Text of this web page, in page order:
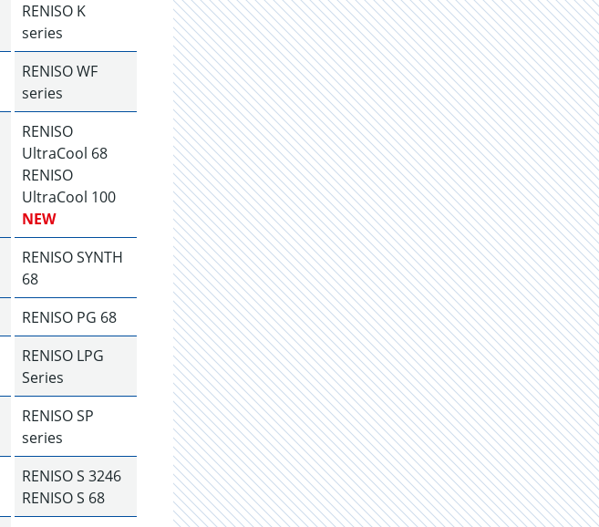
RENISO K
series
RENISO WF
series
RENISO
UltraCool 68
RENISO
UltraCool 100
NEW
RENISO SYNTH
68
RENISO PG 68
RENISO LPG
Series
RENISO SP
series
RENISO S 3246
RENISO S 68